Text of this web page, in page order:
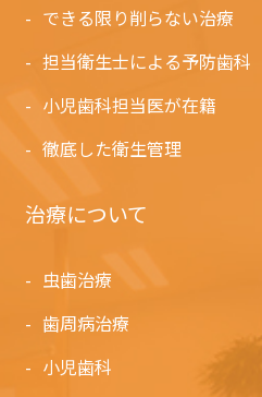
できる限り削らない治療
担当衛生士による予防歯科
小児歯科担当医が在籍
徹底した衛生管理
治療について
虫歯治療
歯周病治療
小児歯科